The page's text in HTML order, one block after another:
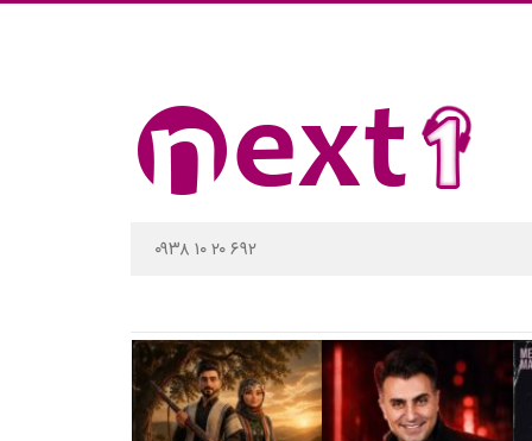
۰۹۳۸ ۱۰ ۲۰ ۶۹۲